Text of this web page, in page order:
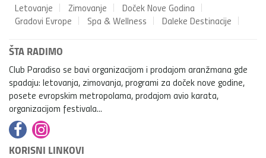
Letovanje Zimovanje
Doček Nove Godina
Gradovi Evrope
Spa & Wellness Daleke Destinacije
ŠTA RADIMO
Club Paradiso se bavi organizacijom i prodajom aranžmana gde
spadaju: letovanja, zimovanja, programi za doček nove godine,
posete evropskim metropolama, prodajom avio karata,
organizacijom festivala...
KORISNI LINKOVI